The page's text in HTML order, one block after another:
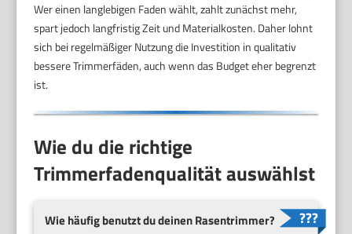
Wer einen langlebigen Faden wählt, zahlt zunächst mehr,
spart jedoch langfristig Zeit und Materialkosten. Daher lohnt
sich bei regelmäßiger Nutzung die Investition in qualitativ
bessere Trimmerfäden, auch wenn das Budget eher begrenzt
ist.
Wie du die richtige
Trimmerfadenqualität auswählst
Wie häufig benutzt du deinen Rasentrimmer?